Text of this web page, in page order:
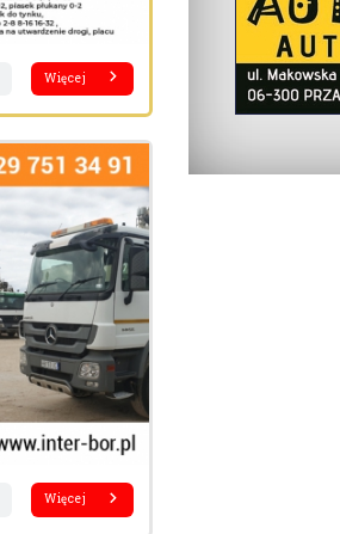
Więcej
Więcej